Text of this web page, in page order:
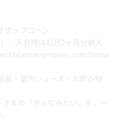
ポップコーン
／入会時は初月2ヶ月分納入
home
・室内シューズ・お飲み物
まの「やってみたい」を、一